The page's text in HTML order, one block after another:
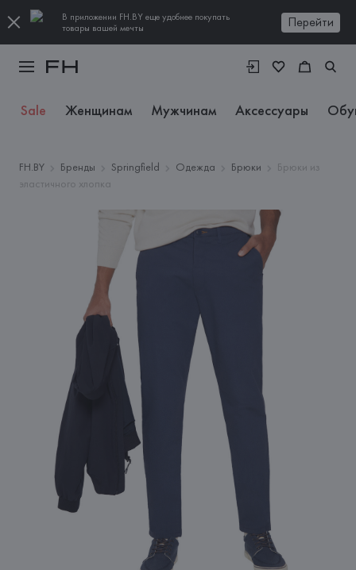
В приложении FH.BY еще удобнее покупать
товары вашей мечты
Перейти
Sale Женщинам Мужчинам Аксессуары
FH.BY Бренды Springfield Одежда Брюки
Брюки из
эластичного хлопка